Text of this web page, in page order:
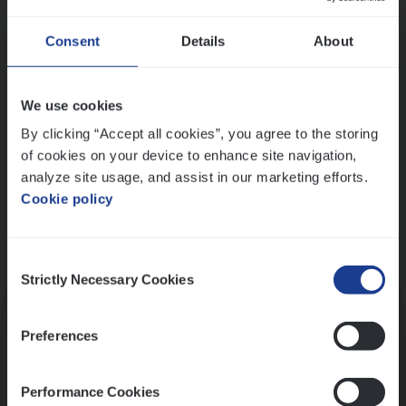
Consent Details About
We use cookies
By clicking “Accept all cookies”, you agree to the storing
of cookies on your device to enhance site navigation,
analyze site usage, and assist in our marketing efforts.
Cookie policy
Selection
Strictly Necessary Cookies
Preferences
Performance Cookies
Ons sollicitatieproces